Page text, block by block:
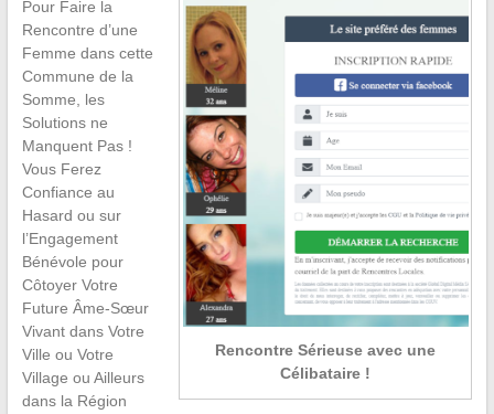
Rencontre Sérieuse avec une
Célibataire !
Pour Faire la
Rencontre d’une
Femme dans cette
Commune de la
Somme, les
Solutions ne
Manquent Pas !
Vous Ferez
Confiance au
Hasard ou sur
l’Engagement
Bénévole pour
Côtoyer Votre
Future Âme-Sœur
Vivant dans Votre
Ville ou Votre
Village ou Ailleurs
dans la Région